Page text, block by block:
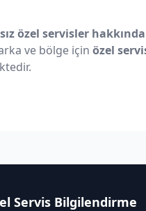
özel servisler hakkında
ve bölge için özel
Servis Bilgilendirme